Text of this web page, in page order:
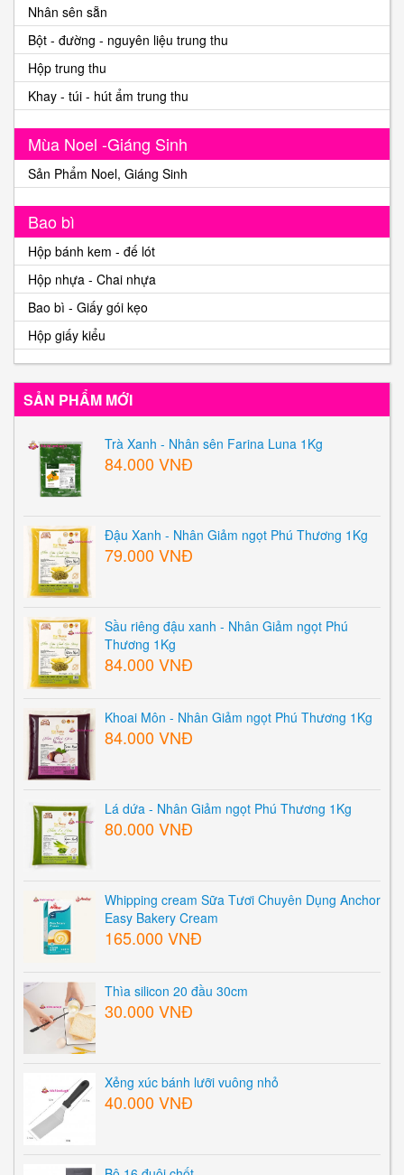
Nhân sên sẵn
Bột - đường - nguyên liệu trung thu
Hộp trung thu
Khay - túi - hút ẩm trung thu
Mùa Noel -Giáng Sinh
Sản Phẩm Noel, Giáng Sinh
Bao bì
Hộp bánh kem - đế lót
Hộp nhựa - Chai nhựa
Bao bì - Giấy gói kẹo
Hộp giấy kiểu
SẢN PHẨM MỚI
Trà Xanh - Nhân sên Farina Luna 1Kg
84.000 VNĐ
Đậu Xanh - Nhân Giảm ngọt Phú Thương 1Kg
79.000 VNĐ
Sầu riêng đậu xanh - Nhân Giảm ngọt Phú
Thương 1Kg
84.000 VNĐ
Khoai Môn - Nhân Giảm ngọt Phú Thương 1Kg
84.000 VNĐ
Lá dứa - Nhân Giảm ngọt Phú Thương 1Kg
80.000 VNĐ
Whipping cream Sữa Tươi Chuyên Dụng Anchor
Easy Bakery Cream
165.000 VNĐ
Thìa silicon 20 đầu 30cm
30.000 VNĐ
Xẻng xúc bánh lưỡi vuông nhỏ
40.000 VNĐ